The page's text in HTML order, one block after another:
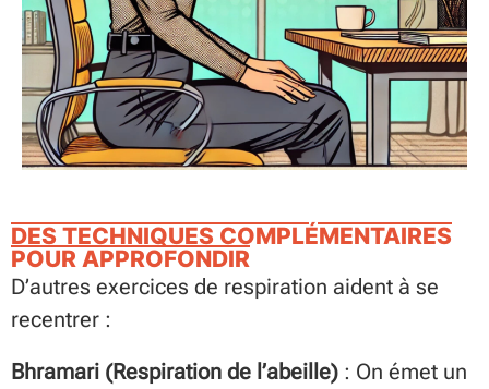
DES TECHNIQUES COMPLÉMENTAIRES
POUR APPROFONDIR
D’autres exercices de respiration aident à se
recentrer :
Bhramari (Respiration de l’abeille) : On émet un